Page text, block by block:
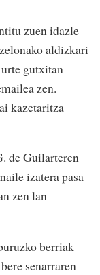
zuen idazle
aldizkari
gutxitan
zen.
kazetaritza
de Guilarteren
izatera pasa
zen lan
berriak
senarraren